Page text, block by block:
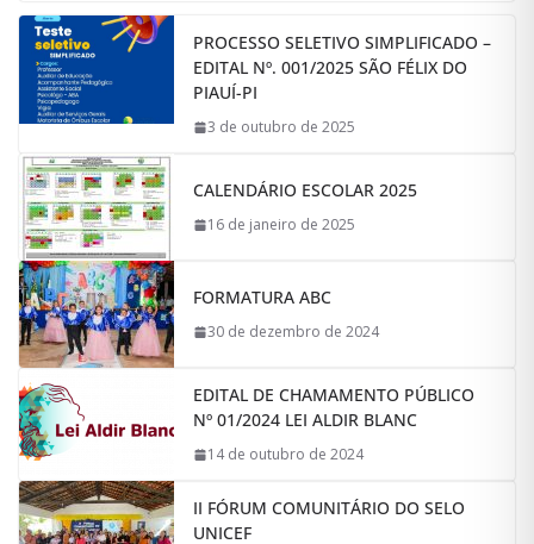
PROCESSO SELETIVO SIMPLIFICADO –
EDITAL Nº. 001/2025 SÃO FÉLIX DO
PIAUÍ-PI
3 de outubro de 2025
CALENDÁRIO ESCOLAR 2025
16 de janeiro de 2025
FORMATURA ABC
30 de dezembro de 2024
EDITAL DE CHAMAMENTO PÚBLICO
Nº 01/2024 LEI ALDIR BLANC
14 de outubro de 2024
II FÓRUM COMUNITÁRIO DO SELO